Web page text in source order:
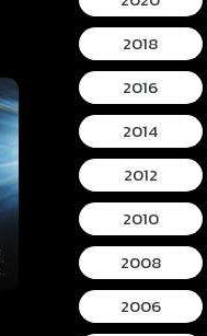
Hokum (2026) ห้อง
กุมวิญญาณ
2018
2016
2014
2012
2010
2008
2006